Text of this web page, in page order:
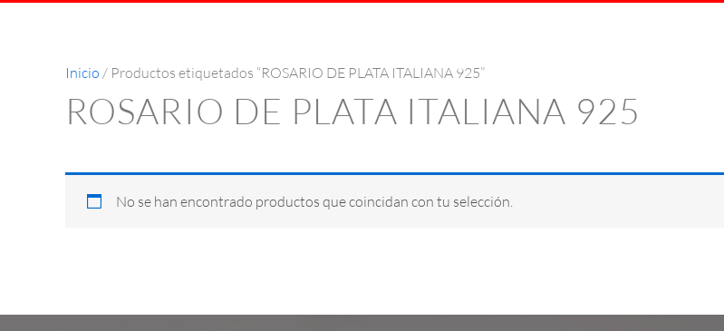
Inicio / Productos etiquetados “ROSARIO DE PLATA ITALIANA 925”
ROSARIO DE PLATA ITALIANA 925
No se han encontrado productos que coincidan con tu selección.